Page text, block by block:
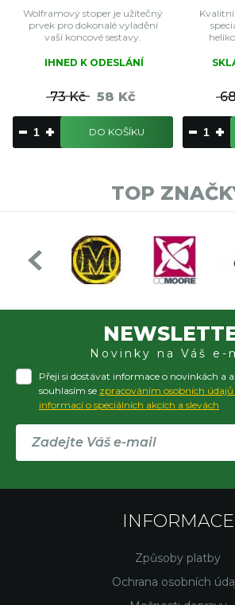
Wolframový stoper je užitečný
prvek pro dokonalé vyladění
vaší koncové sestavy.
IHNED K ODESLÁNÍ
73 Kč 58 Kč
DO KOŠÍKU
TOP
Novinky na Váš e-
Přeji si dostávat informace o novinkách a
souhlasím se zpracováním osobních
informací o speciálních akcích a slevách
INFORMACE
Způsoby platby
Ochrana osobních